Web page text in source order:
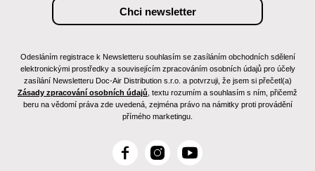
Odesláním registrace k Newsletteru souhlasím se zasíláním obchodních sdělení
elektronickými prostředky a souvisejícím zpracováním osobních údajů pro účely
zasílání Newsletteru Doc-Air Distribution s.r.o. a potvrzuji, že jsem si přečetl(a)
Zásady zpracování osobních údajů , textu rozumím a souhlasím s ním, přičemž
beru na vědomí práva zde uvedená, zejména právo na námitky proti provádění
přímého marketingu.
F
I
Y